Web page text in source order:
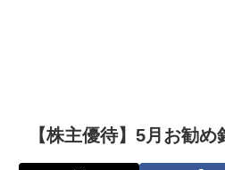
【株主優待】5月お勧